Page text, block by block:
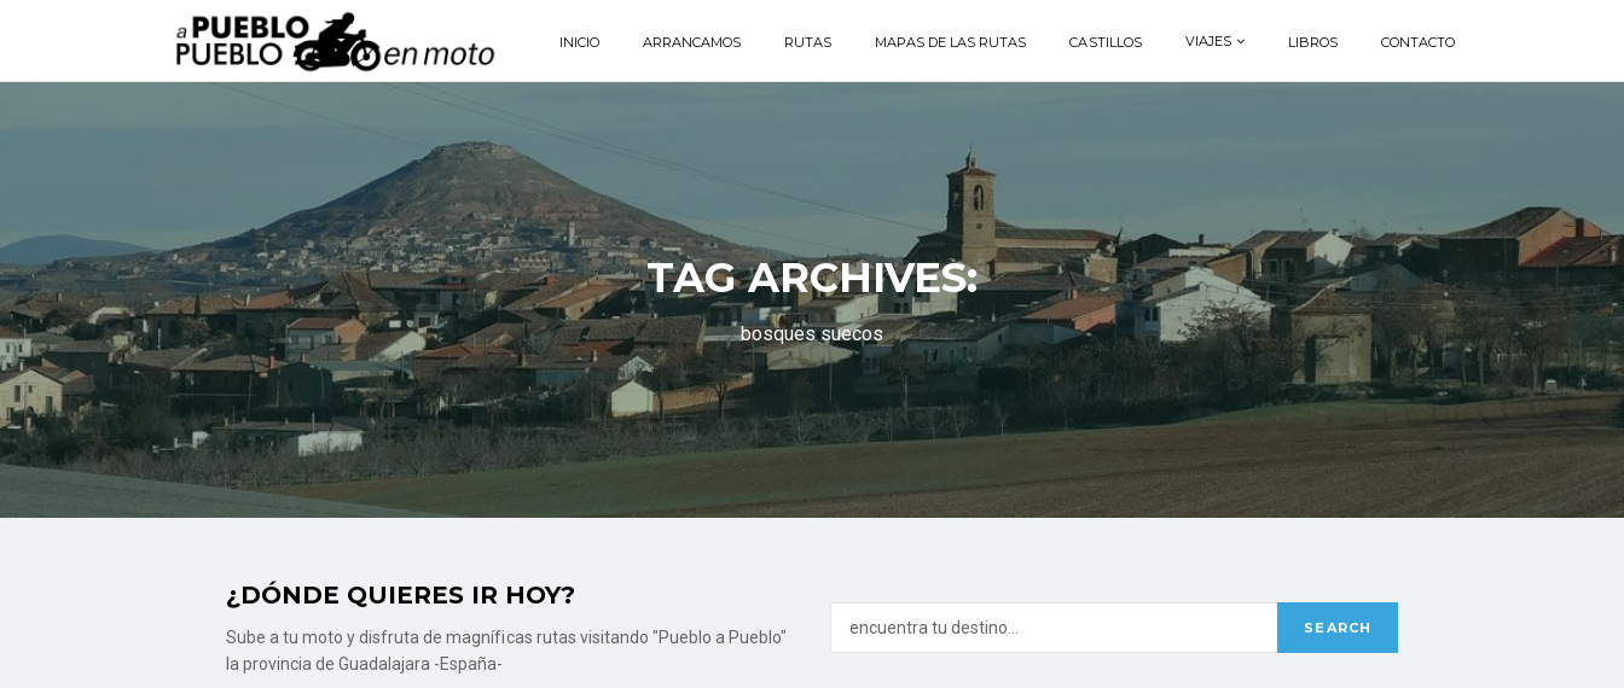
INICIO ARRANCAMOS RUTAS MAPAS DE LAS RUTAS CASTILLOS VIAJES LIBROS CONTACTO
TAG ARCHIVES:
bosques suecos
¿DÓNDE QUIERES IR HOY?
Sube a tu moto y disfruta de magníficas rutas visitando "Pueblo a Pueblo"
la provincia de Guadalajara -España-